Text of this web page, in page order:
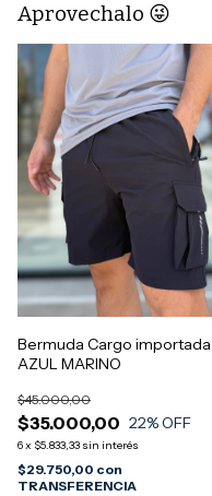
Aprovechalo 😜
Bermuda Cargo importada
AZUL MARINO
$35.000,00
$45.000,00
22% OFF
6x $5.833,33 sin interés
$29.750,00 con
TRANSFERENCIA